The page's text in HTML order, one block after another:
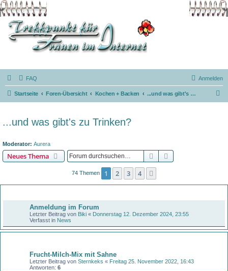
FAQ Anmelden
Startseite Foren-Übersicht Kochen + Backen ...und was gibt's zu Trinken?
...und was gibt's zu Trinken?
Moderator: Aurera
Neues Thema Suche
74 Themen 1 2 3 4
Anmeldung im Forum
Letzter Beitrag von Biki « Donnerstag 12. Dezember 2024, 23:55
Verfasst in News
Frucht-Milch-Mix mit Sahne
Letzter Beitrag von Sternkeks « Freitag 25. November 2022, 16:43
Antworten: 6